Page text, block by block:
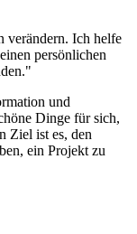
verändern. Ich helfe
persönlichen
und
Dinge für sich,
Ziel ist es, den
ein Projekt zu